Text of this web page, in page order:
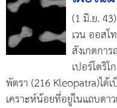
(1 มิ.ย.
เวน ออสโ
สังเกตกา
เปอร์โตริ
พัตรา (216 Kleopatra)ได้
เคราะห์น้อยที่อยู่ในแถบดา